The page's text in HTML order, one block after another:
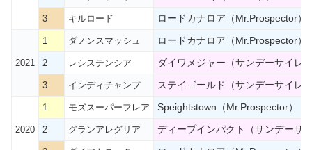
3 キルロード ロードカナロア（Mr.Prospector）
2021
1 ダノンスマッシュ ロードカナロア（Mr.Prospector）
2 レシステンシア ダイワメジャー（サンデーサイレ
3 インディチャンプ ステイゴールド（サンデーサイレ
2020
1 モズスーパーフレア Speightstown（Mr.Prospector）
2 グランアレグリア ディープインパクト（サンデーサ